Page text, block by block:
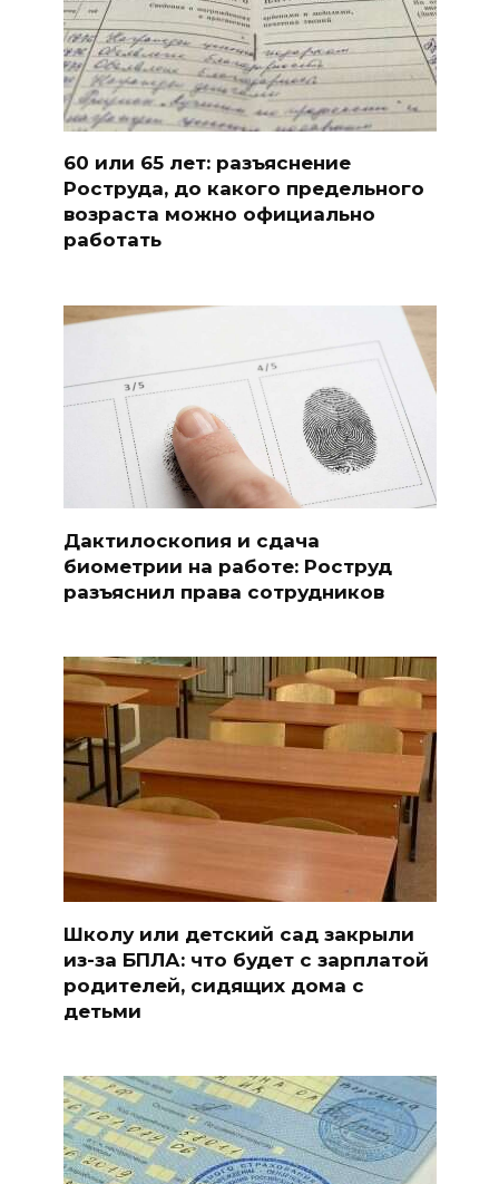
60 или 65 лет: разъяснение
Роструда, до какого предельного
возраста можно официально
работать
Дактилоскопия и сдача
биометрии на работе: Роструд
разъяснил права сотрудников
Школу или детский сад закрыли
из-за БПЛА: что будет с зарплатой
родителей, сидящих дома с
детьми